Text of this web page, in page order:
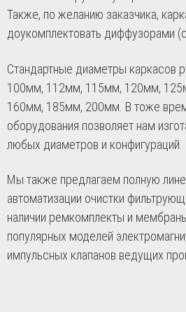
Также, по желанию заказчика,
доукомплектовать диффузорами
Стандартные диаметры каркасов
100мм, 112мм, 115мм, 120мм,
160мм, 185мм, 200мм. В тоже
оборудования позволяет нам
любых диаметров и конфигураций.
Мы также предлагаем полную
автоматизации очистки
наличии ремкомплекты и
популярных моделей
импульсных клапанов ведущих